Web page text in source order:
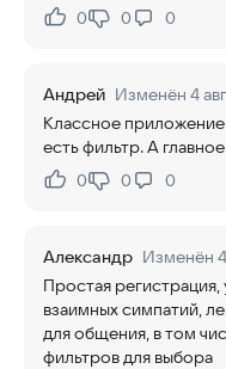
Нравится:
0Не нравится:
0 0
Андрей Изменён 4
Классное
есть фильтр. А
Нравится:
0Не нравится:
0 0
Александр Изменён
Простая
взаимных симпатий,
для общения, в том
фильтров для выбора